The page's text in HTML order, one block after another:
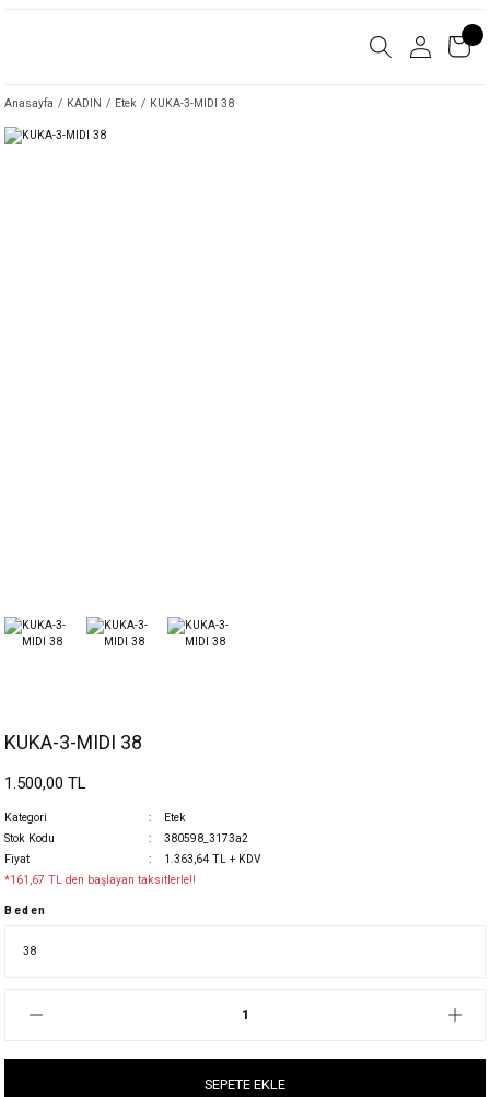
Anasayfa KADIN Etek KUKA-3-MIDI 38
KUKA-3-MIDI 38
1.500,00 TL
Kategori
Etek
Stok Kodu
380598_3173a2
Fiyat
1.363,64 TL + KDV
*161,67 TL den başlayan taksitlerle!!
Beden
SEPETE EKLE